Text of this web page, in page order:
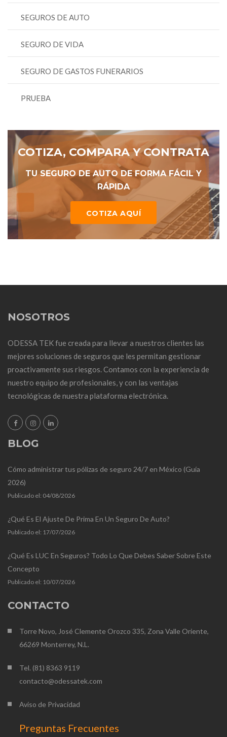
SEGUROS DE AUTO
SEGURO DE VIDA
SEGURO DE GASTOS FUNERARIOS
PRUEBA
COTIZA, COMPARA Y CONTRATA
TU SEGURO DE AUTO DE FORMA FÁCIL Y
RÁPIDA
COTIZA AQUÍ
NOSOTROS
ODESSA TEK fue creada para llevar a nuestros clientes las
mejores soluciones de seguros que les permitan gestionar
proactivamente sus riesgos. Contamos con la experiencia de
nuestro equipo de profesionales, y con las ventajas
tecnológicas de nuestra plataforma electrónica.
BLOG
Cómo administrar tus pólizas de seguro 24/7 en México (Guía
2026)
Publicado el: 04/08/2026
¿Qué Es El Ajuste De Prima En Un Seguro De Auto?
Publicado el: 17/07/2026
¿Qué Es LUC En Seguros? Todo Lo Que Debes Saber Sobre Este
Concepto
Publicado el: 10/07/2026
CONTACTO
Torre Novo, José Clemente Orozco 335, Zona Valle Oriente,
66269 Monterrey, N.L.
Tel. (81) 8363 9119
contacto@odessatek.com
Aviso de Privacidad
Preguntas Frecuentes